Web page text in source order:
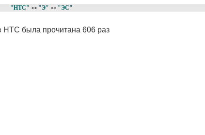
"НТС" >> "Э" >> "ЭС"
НТС была прочитана 606 раз